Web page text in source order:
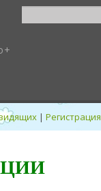
| Регистрация